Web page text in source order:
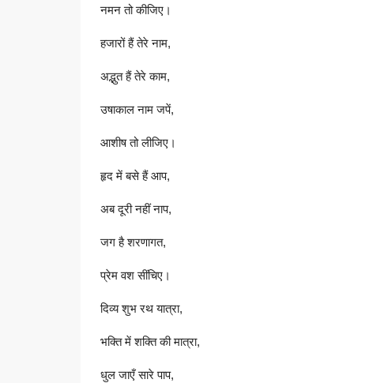
नमन तो कीजिए।
हजारों हैं तेरे नाम,
अद्भुत हैं तेरे काम,
उषाकाल नाम जपें,
आशीष तो लीजिए।
हृद में बसे हैं आप,
अब दूरी नहीं नाप,
जग है शरणागत,
प्रेम वश सींचिए।
दिव्य शुभ रथ यात्रा,
भक्ति में शक्ति की मात्रा,
धुल जाएँ सारे पाप,